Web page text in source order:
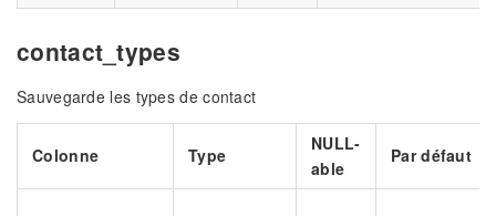
contact_types
Sauvegarde les types de contact
Colonne Type
NULL-
able
Par défaut